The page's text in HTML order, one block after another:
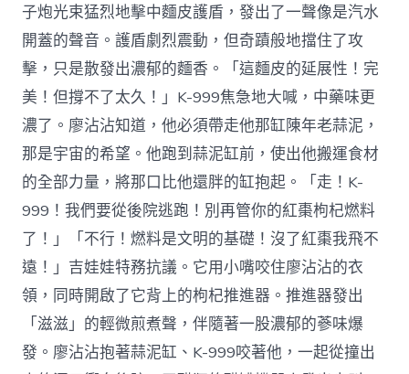
子炮光束猛烈地擊中麵皮護盾，發出了一聲像是汽水
開蓋的聲音。護盾劇烈震動，但奇蹟般地擋住了攻
擊，只是散發出濃郁的麵香。「這麵皮的延展性！完
美！但撐不了太久！」K-999焦急地大喊，中藥味更
濃了。廖沾沾知道，他必須帶走他那缸陳年老蒜泥，
那是宇宙的希望。他跑到蒜泥缸前，使出他搬運食材
的全部力量，將那口比他還胖的缸抱起。「走！K-
999！我們要從後院逃跑！別再管你的紅棗枸杞燃料
了！」「不行！燃料是文明的基礎！沒了紅棗我飛不
遠！」吉娃娃特務抗議。它用小嘴咬住廖沾沾的衣
領，同時開啟了它背上的枸杞推進器。推進器發出
「滋滋」的輕微煎煮聲，伴隨著一股濃郁的蔘味爆
發。廖沾沾抱著蒜泥缸、K-999咬著他，一起從撞出